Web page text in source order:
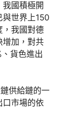
國積極開
與世界上150
，我國對德
增加，對共
、貨色進出
供給鏈的一
口市場的依